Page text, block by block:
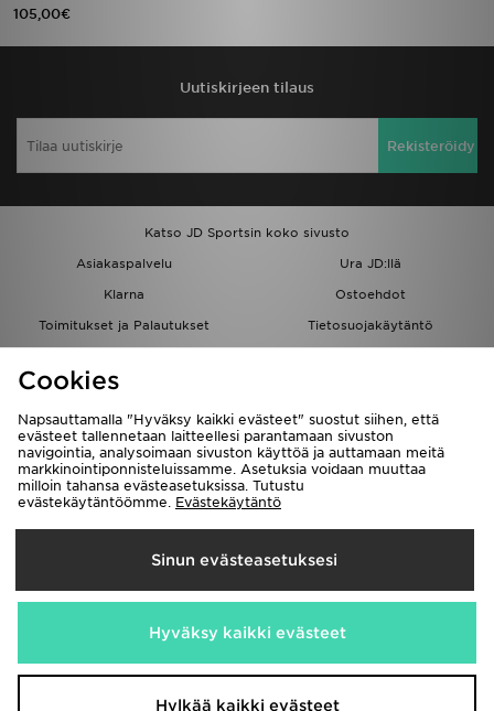
105,00€
Uutiskirjeen tilaus
Rekisteröidy
Katso JD Sportsin koko sivusto
Asiakaspalvelu
Ura JD:llä
Klarna
Ostoehdot
Toimitukset ja Palautukset
Tietosuojakäytäntö
Löydä myymälä
Kumppanuusohjelma
JD Blog
Toimitetaan
Suomi
Me hyväksymme seuraavat maksutavat
Vieraile yrityksemme sivullawww.jdplc.com
Cookies
Napsauttamalla "Hyväksy kaikki evästeet" suostut siihen, että
evästeet tallennetaan laitteellesi parantamaan sivuston
navigointia, analysoimaan sivuston käyttöä ja auttamaan meitä
markkinointiponnisteluissamme. Asetuksia voidaan muuttaa
milloin tahansa evästeasetuksissa. Tutustu
evästekäytäntöömme. Evästekäytäntö
Sinun evästeasetuksesi
Hyväksy kaikki evästeet
Hylkää kaikki evästeet